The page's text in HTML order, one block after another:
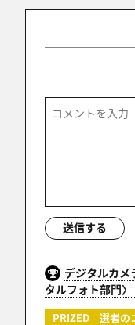
送信する
デジタルカメ
タルフォト部門
PRIZED 選者の